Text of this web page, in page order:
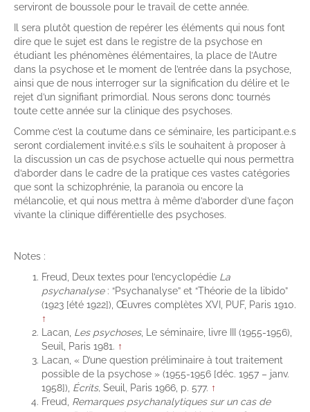
serviront de boussole pour le travail de cette année.
Il sera plutôt question de repérer les éléments qui nous font
dire que le sujet est dans le registre de la psychose en
étudiant les phénomènes élémentaires, la place de l’Autre
dans la psychose et le moment de l’entrée dans la psychose,
ainsi que de nous interroger sur la signification du délire et le
rejet d’un signifiant primordial. Nous serons donc tournés
toute cette année sur la clinique des psychoses.
Comme c’est la coutume dans ce séminaire, les participant.e.s
seront cordialement invité.e.s s’ils le souhaitent à proposer à
la discussion un cas de psychose actuelle qui nous permettra
d’aborder dans le cadre de la pratique ces vastes catégories
que sont la schizophrénie, la paranoïa ou encore la
mélancolie, et qui nous mettra à même d’aborder d’une façon
vivante la clinique différentielle des psychoses.
Notes :
Freud, Deux textes pour l’encyclopédie La
psychanalyse: “Psychanalyse” et “Théorie de la libido”
(1923 [été 1922]), Œuvres complètes XVI, PUF, Paris 1910.
↑
Lacan, Les psychoses, Le séminaire, livre III (1955-1956),
Seuil, Paris 1981. ↑
Lacan, « D’une question préliminaire à tout traitement
possible de la psychose » (1955-1956 [déc. 1957 – janv.
1958]), Écrits, Seuil, Paris 1966, p. 577. ↑
Freud, Remarques psychanalytiques sur un cas de